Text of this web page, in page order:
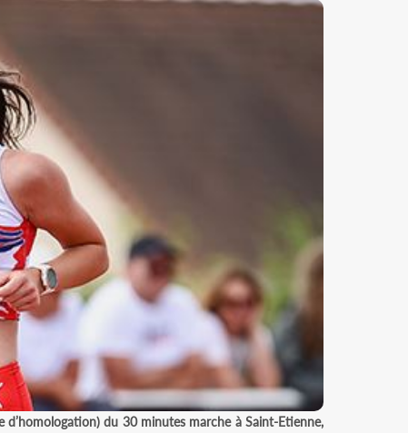
d’homologation) du 30 minutes marche à Saint-Etienne,